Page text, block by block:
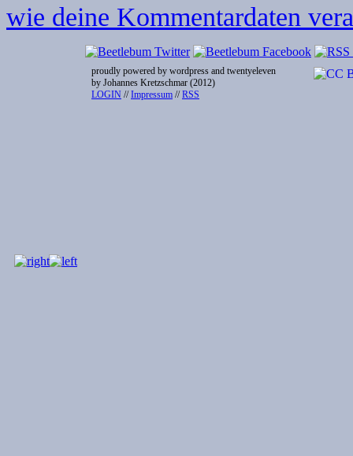
wie deine Kommentardaten
proudly powered by wordpress and twentyeleven
by Johannes Kretzschmar (2012)
LOGIN //Impressum //RSS